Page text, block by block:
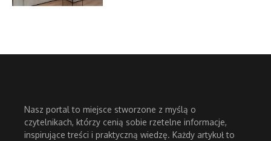
Nasz portal to miejsce stworzone z myślą o
czytelnikach, którzy cenią sobie rzetelne informacje,
inspirujące treści i praktyczną wiedzę. Każdy artykuł to